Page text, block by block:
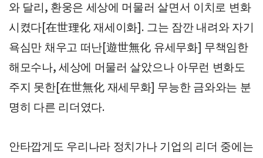
와 달리 , 환웅은 세상에 머물러 살면서 이치로 변화
시켰다 [在世理化재세이화]. 그는 잠깐 내려와 자기
욕심만 채우고 떠난 遊世無化 유세무화] 무책임한
해모수나, 세상에 머물러 살았으나 아무런 변화도
주지 못한[ 在世無化 재세무화] 무능한 금와와는 분
명히 다른 리더였다.
안타깝게도 우리나라 정치가나 기업의 리더 중에는